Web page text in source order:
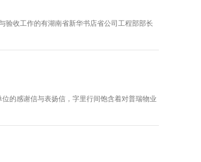
验收工作的有湖南省新华书店省公司工程部部长
的感谢信与表扬信，字里行间饱含着对普瑞物业